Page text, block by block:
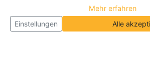
Mehr erfahren
Einstellungen
Alle